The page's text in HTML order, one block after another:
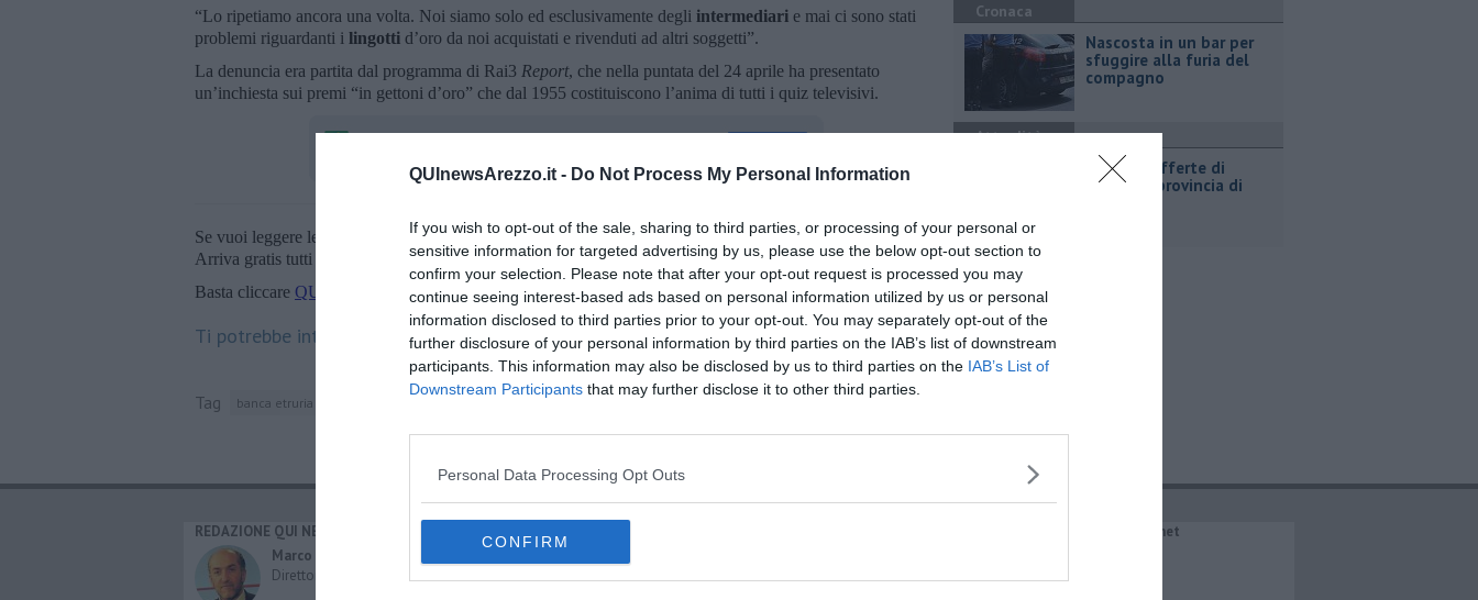
QUInewsArezzo.it - Do Not Process My Personal Information
If you wish to opt-out of the sale, sharing to third parties, or processing of your personal or
sensitive information for targeted advertising by us, please use the below opt-out section to
confirm your selection. Please note that after your opt-out request is processed you may
continue seeing interest-based ads based on personal information utilized by us or personal
information disclosed to third parties prior to your opt-out. You may separately opt-out of the
further disclosure of your personal information by third parties on the IAB’s list of downstream
participants. This information may also be disclosed by us to third parties on the IAB’s List of
Downstream Participants that may further disclose it to other third parties.
Personal Data Processing Opt Outs
CONFIRM
“Lo ripetiamo ancora una volta. Noi siamo solo ed esclusivamente degli intermediari e mai ci sono stati
problemi riguardanti i lingotti d’oro da noi acquistati e rivenduti ad altri soggetti”.
La denuncia era partita dal programma di Rai3 Report, che nella puntata del 24 aprile ha presentato
un’inchiesta sui premi “in gettoni d’oro” che dal 1955 costituiscono l’anima di tutti i quiz televisivi.
Se vuoi leggere le notizie principali della Toscana iscriviti allaNewsletter QUInews - ToscanaMedia.
Arriva gratis tutti i giorni alle 20:00 direttamente nella tua casella di posta.
Basta cliccare QUI
Ti potrebbe interessare anche:
Tag banca etruria amministratore delegato
Cronaca
Nascosta in un bar per
sfuggire alla furia del
compagno
Attualità
​Tutte le offerte di
lavoro in provincia di
REDAZIONE QUI NEWS
Marco Migli
Direttore Responsabile
Cronaca
Politica
IL NETWORK QuiNews.net